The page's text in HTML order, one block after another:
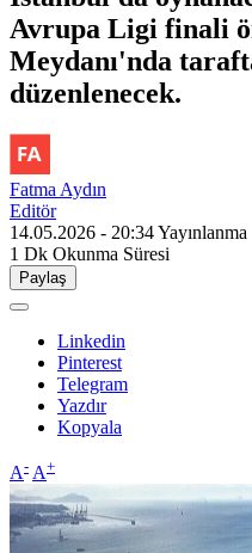
Avrupa Ligi finali
Meydanı'nda
düzenlenecek.
Fatma Aydın
Editör
14.05.2026 - 20:34Yayınlanma
1 Dk Okunma Süresi
Paylaş
Linkedin
Pinterest
Telegram
Yazdır
Kopyala
A- A+